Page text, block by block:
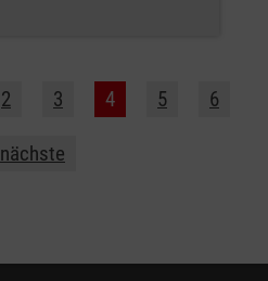
2 3 4 5 6
nächste